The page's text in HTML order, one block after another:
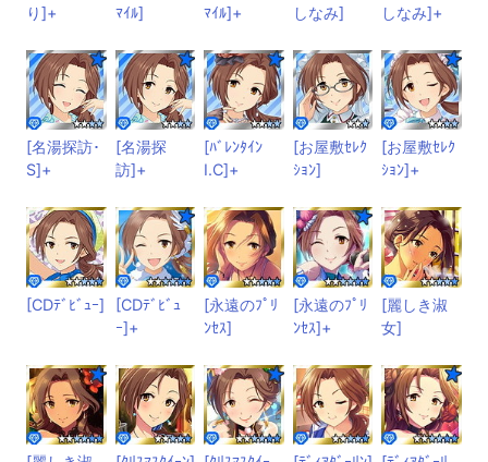
り]+
ﾏｲﾙ]
ﾏｲﾙ]+
しなみ]
しなみ]+
[名湯探訪･
S]+
[名湯探
訪]+
[ﾊﾞﾚﾝﾀｲﾝ
I.C]+
[お屋敷ｾﾚｸ
ｼｮﾝ]
[お屋敷ｾﾚｸ
ｼｮﾝ]+
[CDﾃﾞﾋﾞｭｰ]
[CDﾃﾞﾋﾞｭ
ｰ]+
[永遠のﾌﾟﾘ
ﾝｾｽ]
[永遠のﾌﾟﾘ
ﾝｾｽ]+
[麗しき淑
女]